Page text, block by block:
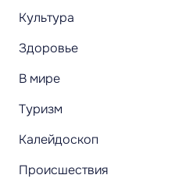
Культура
Здоровье
В мире
Туризм
Калейдоскоп
Происшествия